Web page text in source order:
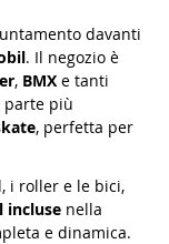
davanti
. Il negozio è
, BMX e tanti
parte più
, perfetta per
i roller e le bici,
incluse nella
e dinamica.